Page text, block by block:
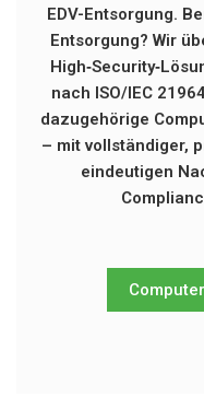
EDV-Entsorgung.
Entsorgung? Wir
nach ISO/IEC
dazugehörige
– mit vollständiger,
eindeutigen